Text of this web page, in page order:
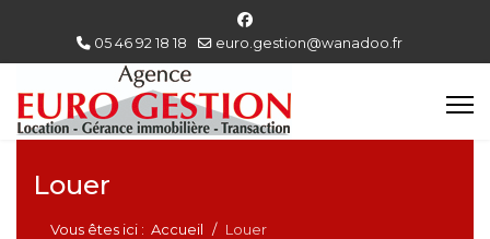
05 46 92 18 18 euro.gestion@wanadoo.fr
Louer
Vous êtes ici : Accueil Louer